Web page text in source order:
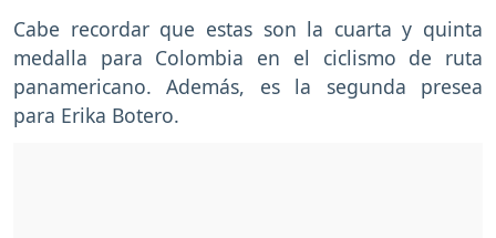
Cabe recordar que estas son la cuarta y quinta
medalla para Colombia en el ciclismo de ruta
panamericano. Además, es la segunda presea
para Erika Botero.